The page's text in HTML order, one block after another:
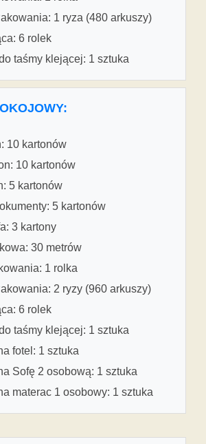
1 ryza (480 arkuszy)
6 rolek
taśmy klejącej: 1 sztuka
10 kartonów
10 kartonów
5 kartonów
5 kartonów
3 kartony
30 metrów
1 rolka
2 ryzy (960 arkuszy)
6 rolek
taśmy klejącej: 1 sztuka
fotel: 1 sztuka
Sofę 2 osobową: 1 sztuka
materac 1 osobowy: 1 sztuka